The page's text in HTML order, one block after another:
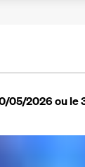
05/2026 ou le